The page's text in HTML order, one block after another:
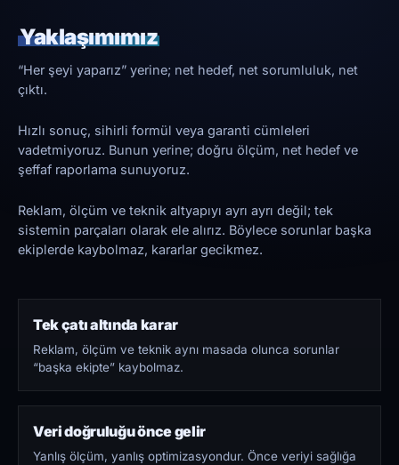
Yaklaşımımız
“Her şeyi yaparız” yerine; net hedef, net sorumluluk, net
çıktı.
Hızlı sonuç, sihirli formül veya garanti cümleleri
vadetmiyoruz. Bunun yerine; doğru ölçüm, net hedef ve
şeffaf raporlama sunuyoruz.
Reklam, ölçüm ve teknik altyapıyı ayrı ayrı değil; tek
sistemin parçaları olarak ele alırız. Böylece sorunlar başka
ekiplerde kaybolmaz, kararlar gecikmez.
Tek çatı altında karar
Reklam, ölçüm ve teknik aynı masada olunca sorunlar
“başka ekipte” kaybolmaz.
Veri doğruluğu önce gelir
Yanlış ölçüm, yanlış optimizasyondur. Önce veriyi sağlığa